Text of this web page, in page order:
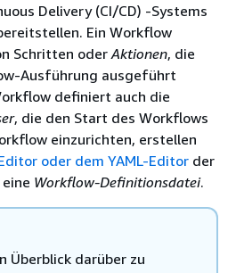
Delivery (CI/CD) -Systems
Ein Workflow
Schritten oderAktionen, die
Ausführung ausgeführt
definiert auch die
, die den Start des Workflows
einzurichten, erstellen
oder dem YAML-Editor der
Workflow-Definitionsdatei.
Überblick darüber zu